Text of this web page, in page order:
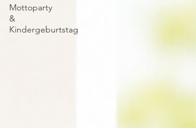
Mottoparty
&
Kindergeburtstag